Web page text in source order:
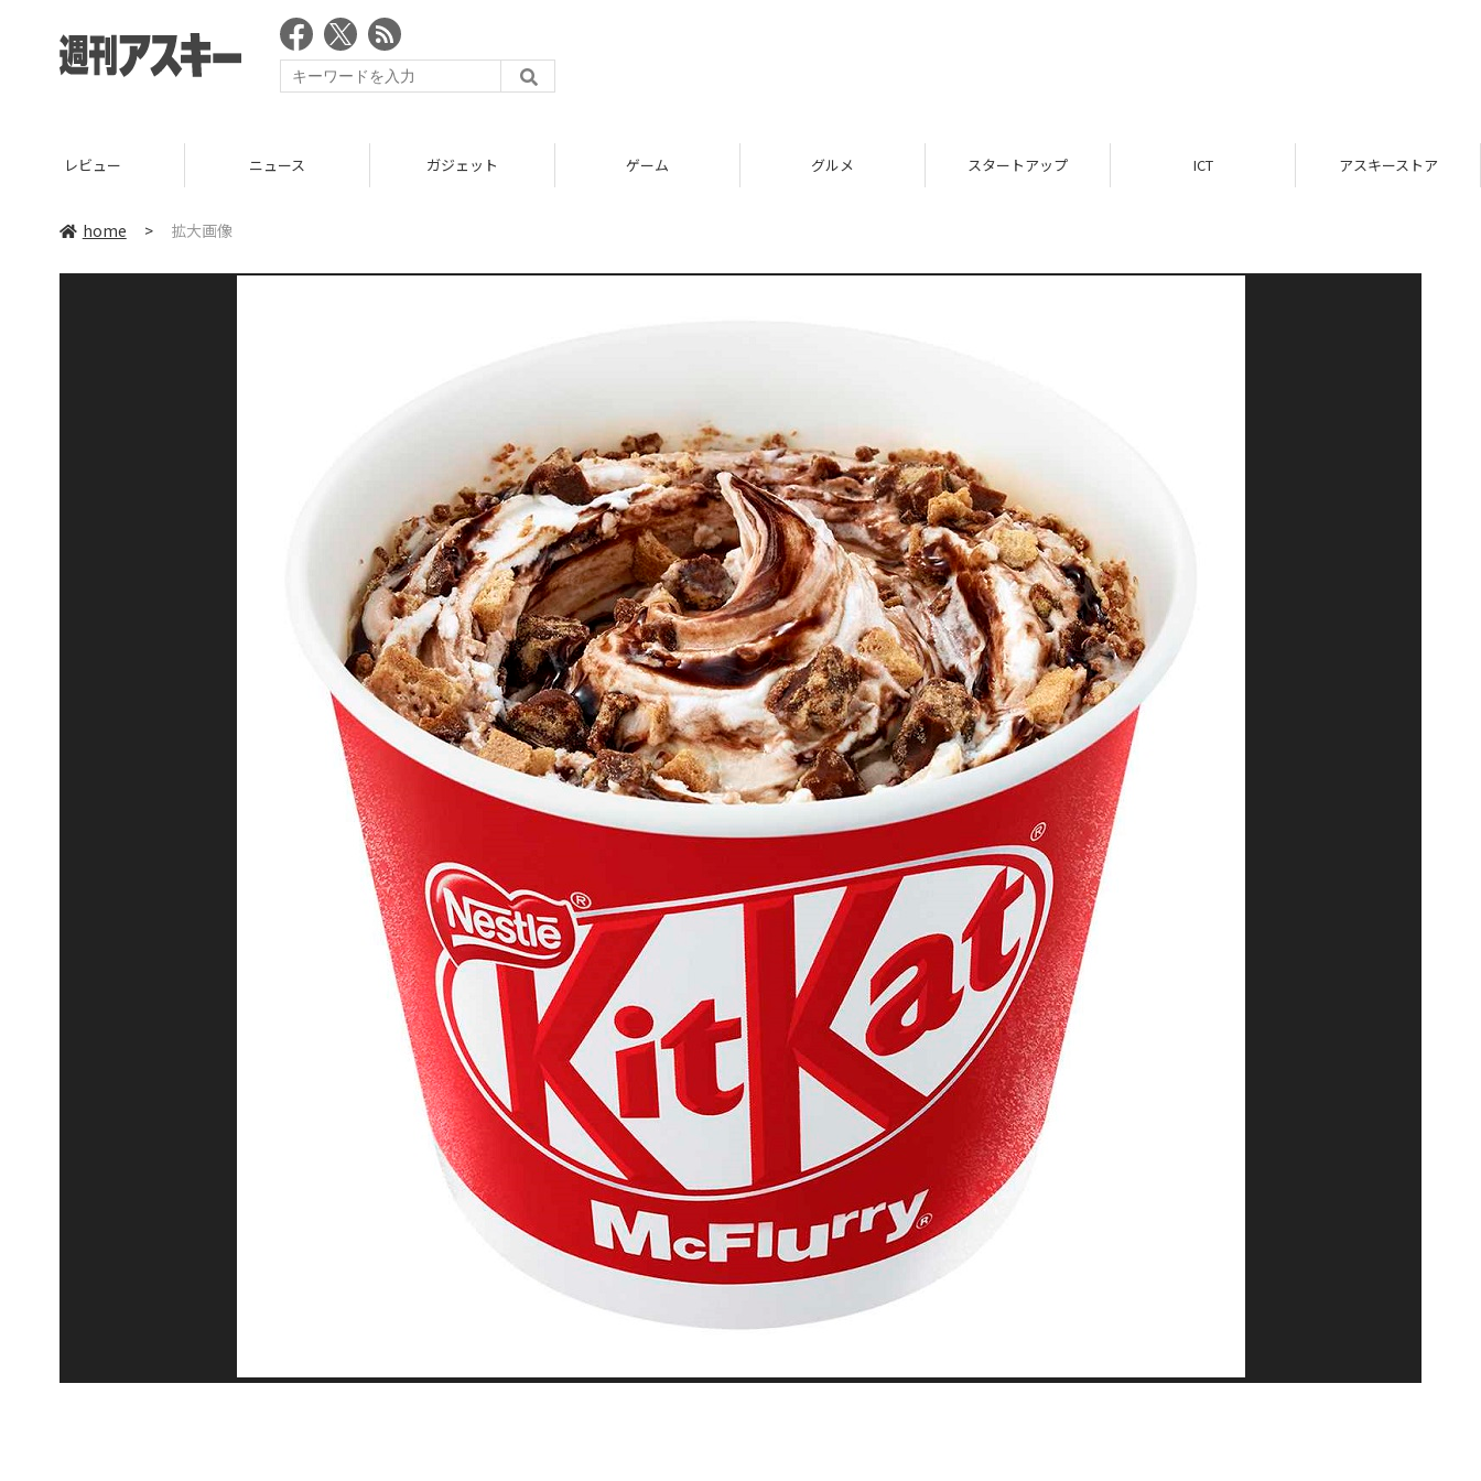
レビュー ニュース ガジェット ゲーム グルメ スタートアップ ICT アスキーストア
home > 拡大画像